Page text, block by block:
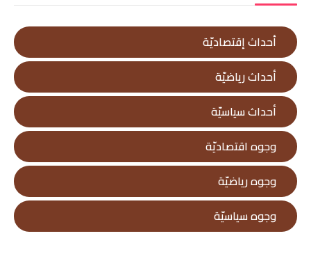
أحداث إقتصاديّة
أحداث رياضيّة
أحداث سياسيّة
وجوه اقتصاديّة
وجوه رياضيّة
وجوه سياسيّة